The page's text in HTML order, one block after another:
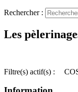
Rechercher :
Les
Filtre(s) actif(s) :